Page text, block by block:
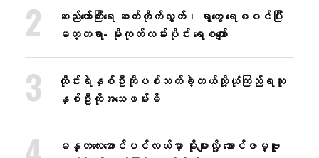
ဆည်တော်ကြီးရေ ဆက်တိုက်လွှတ်၊ ရွာတွေ ရေစဝင်ပြီး
မတ္တရာ- မိုးကုတ်လမ်းပိုင်း ရေစကျော်
ထိုင်းရဲနှစ်ဦးကိုပစ်သတ်ခဲ့တယ်လို့ယုံကြည်ရသူ
နှစ်ဦးကိုအသေဖမ်းမိ
မန္တလေးအောင်ပင်လယ်မှာ မိုးများလို့ အောင်ဇမ္ဗူ